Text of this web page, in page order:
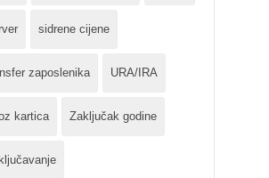
sidrene cijene
zaposlenika URA/IRA
kartica Zaključak godine